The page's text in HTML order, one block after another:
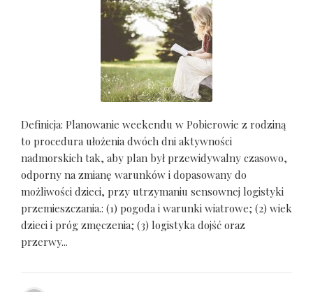
Definicja: Planowanie weekendu w Pobierowie z rodziną
to procedura ułożenia dwóch dni aktywności
nadmorskich tak, aby plan był przewidywalny czasowo,
odporny na zmianę warunków i dopasowany do
możliwości dzieci, przy utrzymaniu sensownej logistyki
przemieszczania.: (1) pogoda i warunki wiatrowe; (2) wiek
dzieci i próg zmęczenia; (3) logistyka dojść oraz
przerwy...